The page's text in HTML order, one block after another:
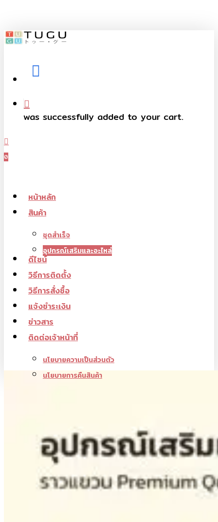
main
was successfully added to your cart.
Menu
0
หน้าหลัก
สินค้า
ชุดสำเร็จ
อุปกรณ์เสริมและอะไหล่
ดีไซน์
วิธีการติดตั้ง
วิธีการสั่งซื้อ
แจ้งชำระเงิน
ข่าวสาร
ติดต่อเจ้าหน้าที่
นโยบายความเป็นส่วนตัว
นโยบายการคืนสินค้า